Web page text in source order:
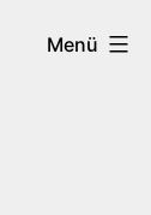
Menü